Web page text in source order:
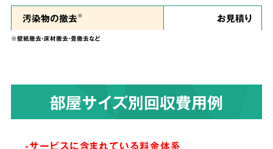
いで誠心誠意を尽くして作業させていただきま
す。
染みついたあらゆる臭いも
解決！完全脱臭除去保証
汚染物の撤去※ お見積り
※壁紙撤去・床材撤去・畳撤去など
部屋サイズ別回収費用例
-サービスに含まれている料金体系